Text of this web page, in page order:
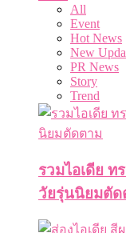
All
Event
Hot News
New
PR News
Story
Trend
รวมไอเดีย ท
วัยรุ่นนิยมตัด